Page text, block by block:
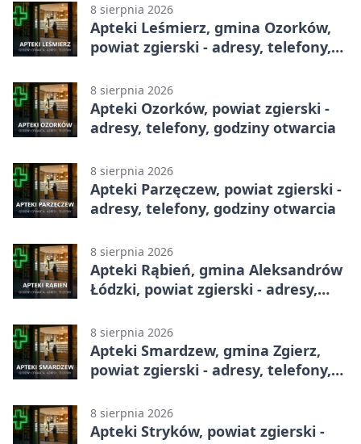
8 sierpnia 2026
Apteki Leśmierz, gmina Ozorków,
powiat zgierski - adresy, telefony,
8 sierpnia 2026
Apteki Ozorków, powiat zgierski -
adresy, telefony, godziny otwarcia
8 sierpnia 2026
Apteki Parzęczew, powiat zgierski -
adresy, telefony, godziny otwarcia
8 sierpnia 2026
Apteki Rąbień, gmina Aleksandrów
Łódzki, powiat zgierski - adresy,
8 sierpnia 2026
Apteki Smardzew, gmina Zgierz,
powiat zgierski - adresy, telefony,
8 sierpnia 2026
Apteki Stryków, powiat zgierski -